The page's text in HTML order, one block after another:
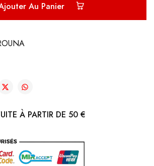
Au Panier
À PARTIR DE 50 €